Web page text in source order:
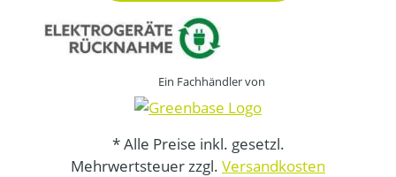
Ein Fachhändler von
* Alle Preise inkl. gesetzl.
Mehrwertsteuer zzgl. Versandkosten